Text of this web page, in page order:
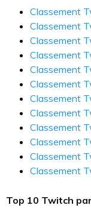
Classement
Classement
Classement
Classement
Classement
Classement
Classement
Classement
Classement
Classement
Classement
Classement
Top 10 Twitch